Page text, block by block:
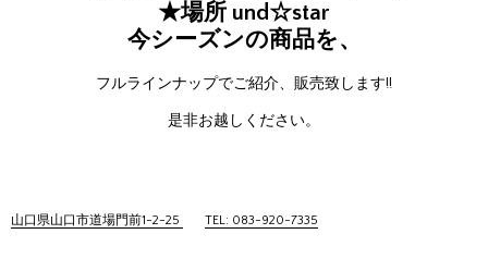
★場所 und☆star
今シーズンの商品を、
フルラインナップでご紹介、販売致します!!
是非お越しください。
山口県山口市道場門前1-2-25 TEL: 083-920-7335